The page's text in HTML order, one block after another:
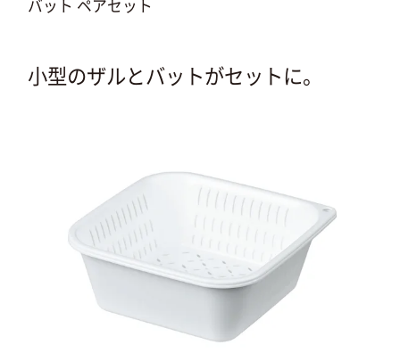
バット ペアセット
小型のザルとバットがセットに。